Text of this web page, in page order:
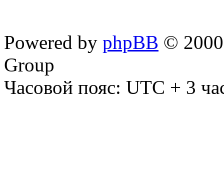
Powered by phpBB ©
Group
Часовой пояс: UTC + 3